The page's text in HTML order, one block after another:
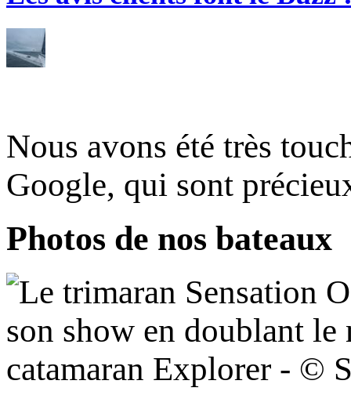
Nous avons été très
Google, qui sont
Photos de nos bateaux